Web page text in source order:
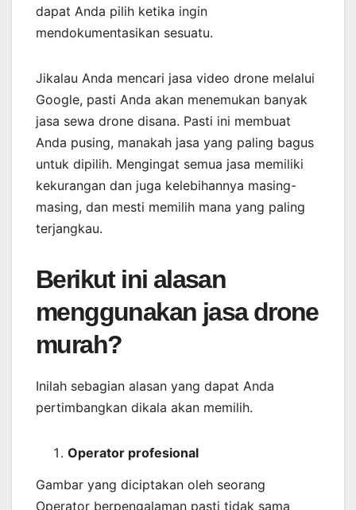
dapat Anda pilih ketika ingin
mendokumentasikan sesuatu.
Jikalau Anda mencari jasa video drone melalui
Google, pasti Anda akan menemukan banyak
jasa sewa drone disana. Pasti ini membuat
Anda pusing, manakah jasa yang paling bagus
untuk dipilih. Mengingat semua jasa memiliki
kekurangan dan juga kelebihannya masing-
masing, dan mesti memilih mana yang paling
terjangkau.
Berikut ini alasan
menggunakan jasa drone
murah?
Inilah sebagian alasan yang dapat Anda
pertimbangkan dikala akan memilih.
Operator profesional
Gambar yang diciptakan oleh seorang
Operator berpengalaman pasti tidak sama